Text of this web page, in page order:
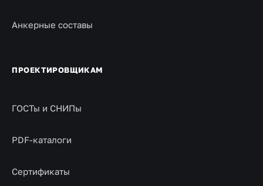
Анкерные составы
ПРОЕКТИРОВЩИКАМ
ГОСТы и СНИПы
PDF-каталоги
Сертификаты